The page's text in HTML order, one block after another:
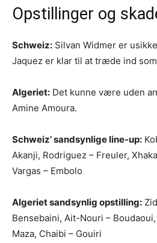
Opstillinger og
Schweiz: Silvan Widmer er
Jaquez er klar til at træde ind
Algeriet: Det kunne være uden
Amine Amoura.
Schweiz’ sandsynlige line-up:
Akanji, Rodriguez – Freuler,
Vargas – Embolo
Algeriet sandsynlig opstilling:
Bensebaini, Ait-Nouri –
Maza, Chaibi – Gouiri